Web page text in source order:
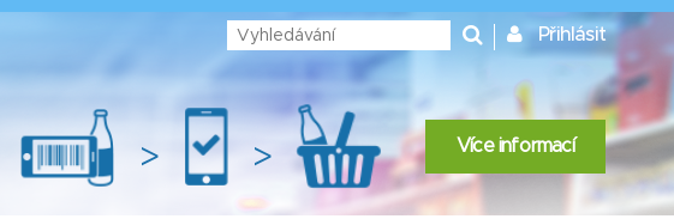
Přihlásit
> > Více informací